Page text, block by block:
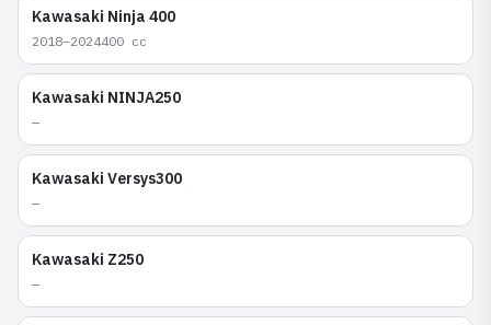
Kawasaki Ninja 400
2018–2024400 cc
Kawasaki NINJA250
—
KawasakiVersys300
—
Kawasaki Z250
—